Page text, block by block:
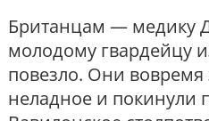
Британцам — медику
молодому гвардейцу
повезло. Они вовремя
неладное и покинули